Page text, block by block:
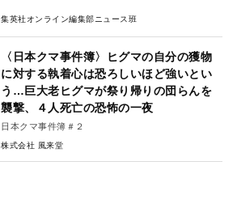
集英社オンライン編集部ニュース班
〈日本クマ事件簿〉ヒグマの自分の獲物
に対する執着心は恐ろしいほど強いとい
う…巨大老ヒグマが祭り帰りの団らんを
襲撃、４人死亡の恐怖の一夜
日本クマ事件簿＃２
株式会社 風来堂